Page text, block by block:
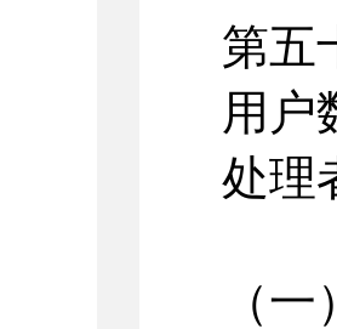
第五
用户
处理
（